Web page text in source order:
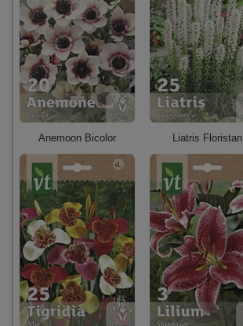
Anemoon Bicolor Liatris Floristan